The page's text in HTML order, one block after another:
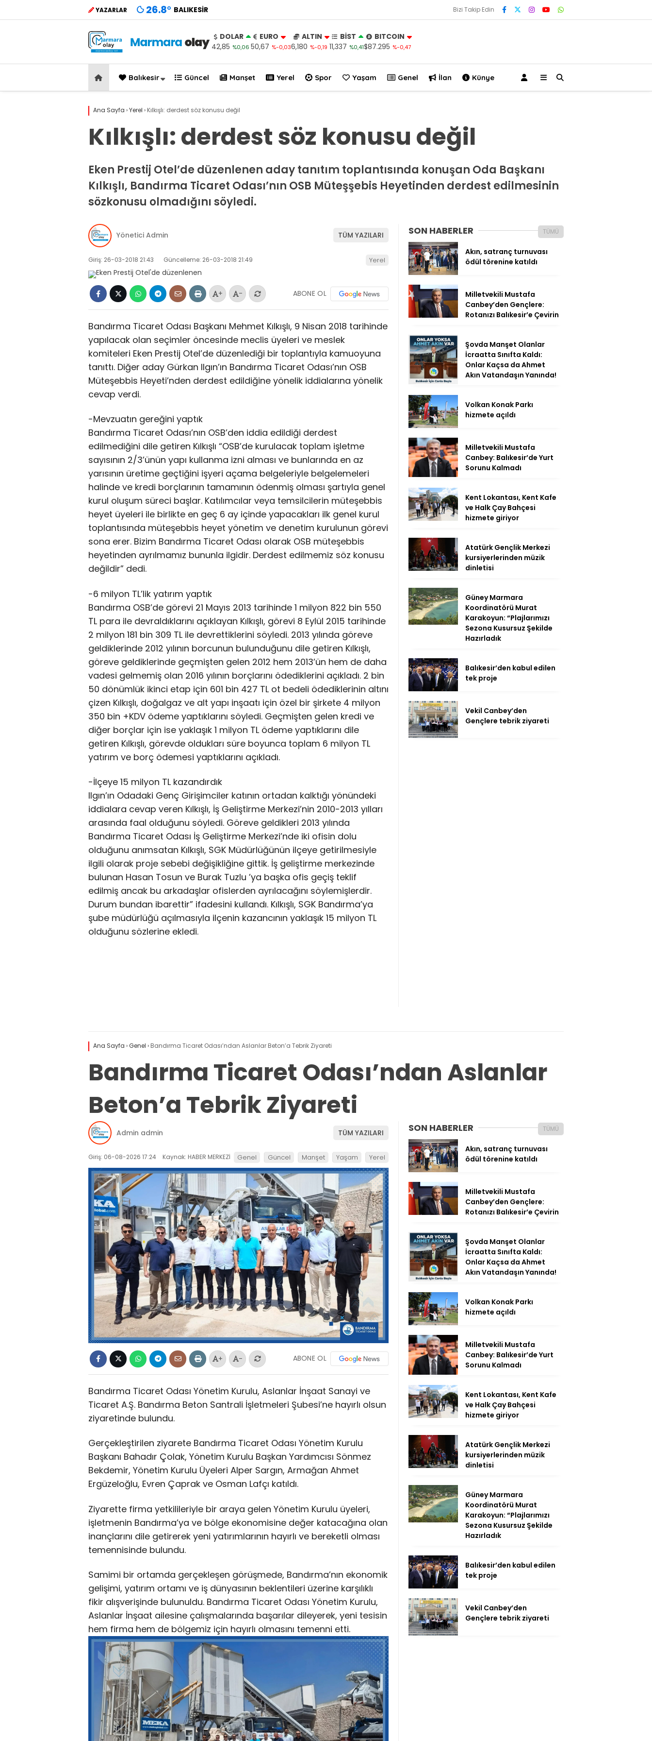
YAZARLAR 26.8° BALIKESIR Bizi Takip Edin
DOLAR
42,85 %0,06
EURO
50,67 %-0,03
ALTIN
6,180 %-0,19
BİST
11,337 %0,41
BITCOIN
$87.295 %-0,47
Balıkesir Güncel Manşet Yerel Spor Yaşam Genel İlan Künye
Ana Sayfa ›Yerel › Kılkışlı: derdest söz konusu değil
Kılkışlı: derdest söz konusu değil
Eken Prestij Otel’de düzenlenen aday tanıtım toplantısında konuşan Oda Başkanı
Kılkışlı, Bandırma Ticaret Odası’nın OSB Müteşşebis Heyetinden derdest edilmesinin
sözkonusu olmadığını söyledi.
Yönetici Admin TÜM YAZILARI
Giriş: 26-03-2018 21:43 Güncelleme: 26-03-2018 21:49 Yerel
+ - ABONE OL
Bandırma Ticaret Odası Başkanı Mehmet Kılkışlı, 9 Nisan 2018 tarihinde
yapılacak olan seçimler öncesinde meclis üyeleri ve meslek
komiteleri Eken Prestij Otel’de düzenlediği bir toplantıyla kamuoyuna
tanıttı. Diğer aday Gürkan Ilgın’ın Bandırma Ticaret Odası’nın OSB
Müteşebbis Heyeti’nden derdest edildiğine yönelik iddialarına yönelik
cevap verdi.
-Mevzuatın gereğini yaptık
Bandırma Ticaret Odası’nın OSB’den iddia edildiği derdest
edilmediğini dile getiren Kılkışlı “OSB’de kurulacak toplam işletme
sayısının 2/3’ünün yapı kullanma izni alması ve bunlarında en az
yarısının üretime geçtiğini işyeri açama belgeleriyle belgelemeleri
halinde ve kredi borçlarının tamamının ödenmiş olması şartıyla genel
kurul oluşum süreci başlar. Katılımcılar veya temsilcilerin müteşebbis
heyet üyeleri ile birlikte en geç 6 ay içinde yapacakları ilk genel kurul
toplantısında müteşebbis heyet yönetim ve denetim kurulunun görevi
sona erer. Bizim Bandırma Ticaret Odası olarak OSB müteşebbis
heyetinden ayrılmamız bununla ilgidir. Derdest edilmemiz söz konusu
değildir” dedi.
-6 milyon TL’lik yatırım yaptık
Bandırma OSB’de görevi 21 Mayıs 2013 tarihinde 1 milyon 822 bin 550
TL para ile devraldıklarını açıklayan Kılkışlı, görevi 8 Eylül 2015 tarihinde
2 milyon 181 bin 309 TL ile devrettiklerini söyledi. 2013 yılında göreve
geldiklerinde 2012 yılının borcunun bulunduğunu dile getiren Kılkışlı,
göreve geldiklerinde geçmişten gelen 2012 hem 2013’ün hem de daha
vadesi gelmemiş olan 2016 yılının borçlarını ödediklerini açıkladı. 2 bin
50 dönümlük ikinci etap için 601 bin 427 TL ot bedeli ödediklerinin altını
çizen Kılkışlı, doğalgaz ve alt yapı inşaatı için özel bir şirkete 4 milyon
350 bin +KDV ödeme yaptıklarını söyledi. Geçmişten gelen kredi ve
diğer borçlar için ise yaklaşık 1 milyon TL ödeme yaptıklarını dile
getiren Kılkışlı, görevde oldukları süre boyunca toplam 6 milyon TL
yatırım ve borç ödemesi yaptıklarını açıkladı.
-İlçeye 15 milyon TL kazandırdık
Ilgın’ın Odadaki Genç Girişimciler katının ortadan kalktığı yönündeki
iddialara cevap veren Kılkışlı, İş Geliştirme Merkezi’nin 2010-2013 yılları
arasında faal olduğunu söyledi. Göreve geldikleri 2013 yılında
Bandırma Ticaret Odası İş Geliştirme Merkezi’nde iki ofisin dolu
olduğunu anımsatan Kılkışlı, SGK Müdürlüğünün ilçeye getirilmesiyle
ilgili olarak proje sebebi değişikliğine gittik. İş geliştirme merkezinde
bulunan Hasan Tosun ve Burak Tuzlu ’ya başka ofis geçiş teklif
edilmiş ancak bu arkadaşlar ofislerden ayrılacağını söylemişlerdir.
Durum bundan ibarettir” ifadesini kullandı. Kılkışlı, SGK Bandırma’ya
şube müdürlüğü açılmasıyla ilçenin kazancının yaklaşık 15 milyon TL
olduğunu sözlerine ekledi.
SON HABERLER TÜMÜ
Akın, satranç turnuvası
ödül törenine katıldı
Milletvekili Mustafa
Canbey’den Gençlere:
Rotanızı Balıkesir’e Çevirin
Şovda Manşet Olanlar
İcraatta Sınıfta Kaldı:
Onlar Kaçsa da Ahmet
Akın Vatandaşın Yanında!
Volkan Konak Parkı
hizmete açıldı
Milletvekili Mustafa
Canbey: Balıkesir’de Yurt
Sorunu Kalmadı
Kent Lokantası, Kent Kafe
ve Halk Çay Bahçesi
hizmete giriyor
Atatürk Gençlik Merkezi
kursiyerlerinden müzik
dinletisi
Güney Marmara
Koordinatörü Murat
Karakoyun: “Plajlarımızı
Sezona Kusursuz Şekilde
Hazırladık
Balıkesir’den kabul edilen
tek proje
Vekil Canbey’den
Gençlere tebrik ziyareti
Ana Sayfa ›Genel › Bandırma Ticaret Odası’ndan Aslanlar Beton’a Tebrik Ziyareti
Bandırma Ticaret Odası’ndan Aslanlar
Beton’a Tebrik Ziyareti
Admin admin TÜM YAZILARI
Giriş: 06-08-2026 17:24 Kaynak: HABER MERKEZİ Genel Güncel Manşet Yaşam Yerel
+ - ABONE OL
Bandırma Ticaret Odası Yönetim Kurulu, Aslanlar İnşaat Sanayi ve
Ticaret A.Ş. Bandırma Beton Santrali İşletmeleri Şubesi’ne hayırlı olsun
ziyaretinde bulundu.
Gerçekleştirilen ziyarete Bandırma Ticaret Odası Yönetim Kurulu
Başkanı Bahadır Çolak, Yönetim Kurulu Başkan Yardımcısı Sönmez
Bekdemir, Yönetim Kurulu Üyeleri Alper Sargın, Armağan Ahmet
Ergüzeloğlu, Evren Çaprak ve Osman Lafçı katıldı.
Ziyarette firma yetkilileriyle bir araya gelen Yönetim Kurulu üyeleri,
işletmenin Bandırma’ya ve bölge ekonomisine değer katacağına olan
inançlarını dile getirerek yeni yatırımlarının hayırlı ve bereketli olması
temennisinde bulundu.
Samimi bir ortamda gerçekleşen görüşmede, Bandırma’nın ekonomik
gelişimi, yatırım ortamı ve iş dünyasının beklentileri üzerine karşılıklı
fikir alışverişinde bulunuldu. Bandırma Ticaret Odası Yönetim Kurulu,
Aslanlar İnşaat ailesine çalışmalarında başarılar dileyerek, yeni tesisin
hem firma hem de bölgemiz için hayırlı olmasını temenni etti.
SON HABERLER TÜMÜ
Akın, satranç turnuvası
ödül törenine katıldı
Milletvekili Mustafa
Canbey’den Gençlere:
Rotanızı Balıkesir’e Çevirin
Şovda Manşet Olanlar
İcraatta Sınıfta Kaldı:
Onlar Kaçsa da Ahmet
Akın Vatandaşın Yanında!
Volkan Konak Parkı
hizmete açıldı
Milletvekili Mustafa
Canbey: Balıkesir’de Yurt
Sorunu Kalmadı
Kent Lokantası, Kent Kafe
ve Halk Çay Bahçesi
hizmete giriyor
Atatürk Gençlik Merkezi
kursiyerlerinden müzik
dinletisi
Güney Marmara
Koordinatörü Murat
Karakoyun: “Plajlarımızı
Sezona Kusursuz Şekilde
Hazırladık
Balıkesir’den kabul edilen
tek proje
Vekil Canbey’den
Gençlere tebrik ziyareti